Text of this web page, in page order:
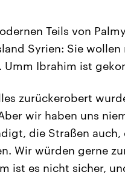
Teils von
Syrien: Sie
Umm Ibrahim ist
zurückerobert
wir haben uns
die Straßen
Wir würden gerne
ist es nicht sicher,